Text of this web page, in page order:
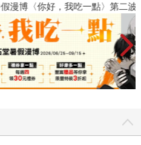
我吃一點〉第二波